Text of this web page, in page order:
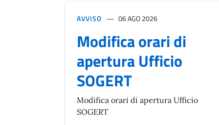
AVVISO 06 AGO 2026
Modifica orari di
apertura Ufficio
SOGERT
Modifica orari di apertura Ufficio
SOGERT